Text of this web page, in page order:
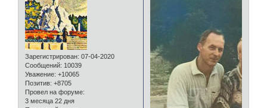
Зарегистрирован: 07-04-2020
Сообщений: 10039
Уважение: +10065
Позитив: +8705
Провел на форуме:
3 месяца 22 дня